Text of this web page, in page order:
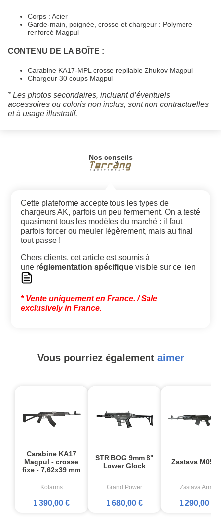
Corps : Acier
Garde-main, poignée, crosse et chargeur : Polymère
renforcé Magpul
CONTENU DE LA BOÎTE :
Carabine KA17-MPL crosse repliable Zhukov Magpul
Chargeur 30 coups Magpul
* Les photos secondaires, incluant d’éventuels
accessoires ou coloris non inclus, sont non contractuelles
et à usage illustratif.
Nos conseils
Cette plateforme accepte tous les types de
chargeurs AK, parfois un peu fermement. On a testé
quasiment tous les modèles du marché : il faut
parfois forcer ou meuler légèrement, mais au final
tout passe !
Chers clients, cet article est soumis à
une réglementation spécifique visible sur ce lien
* Vente uniquement en France. / Sale
exclusively in France.
Vous pourriez également aimer
Carabine KA17
Magpul - crosse
fixe - 7,62x39 mm
Kolarms
1 390,00 €
STRIBOG 9mm 8"
Lower Glock
Grand Power
1 680,00 €
Zastava M05
Zastava Arms
1 290,00 €